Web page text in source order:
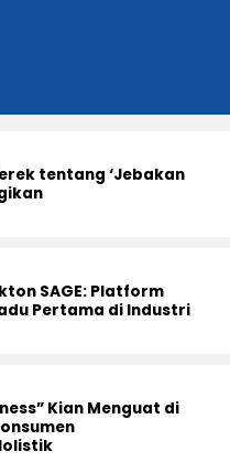
tentang ‘Jebakan
SAGE: Platform
Pertama di Industri
Kian Menguat di